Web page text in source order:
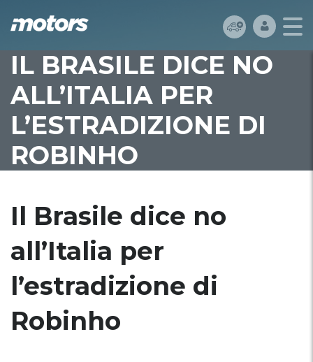
IL BRASILE DICE NO
ALL’ITALIA PER
L’ESTRADIZIONE DI
ROBINHO
Il Brasile dice no
all’Italia per
l’estradizione di
Robinho